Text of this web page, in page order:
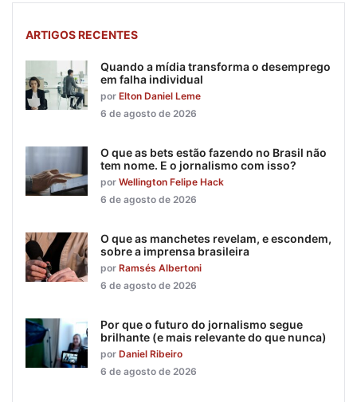
ARTIGOS RECENTES
Quando a mídia transforma o desemprego
em falha individual
por Elton Daniel Leme
6 de agosto de 2026
O que as bets estão fazendo no Brasil não
tem nome. E o jornalismo com isso?
por Wellington Felipe Hack
6 de agosto de 2026
O que as manchetes revelam, e escondem,
sobre a imprensa brasileira
por Ramsés Albertoni
6 de agosto de 2026
Por que o futuro do jornalismo segue
brilhante (e mais relevante do que nunca)
por Daniel Ribeiro
6 de agosto de 2026